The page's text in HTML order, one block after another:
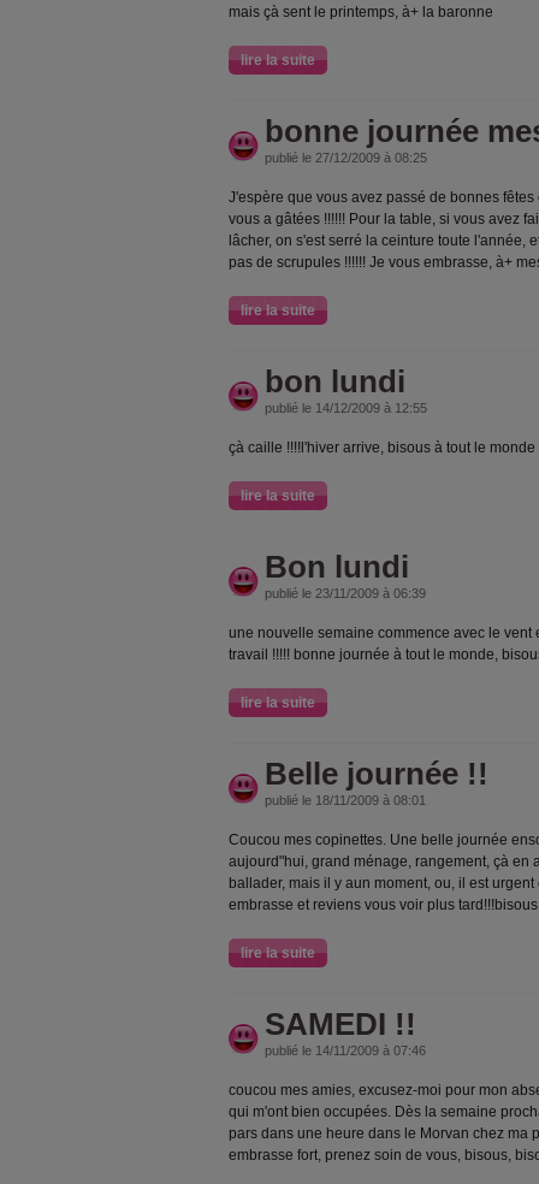
mais çà sent le printemps, à+ la baronne
lire la suite
bonne journée
publié le 27/12/2009 à 08:25
J'espère que vous avez passé de bonnes
vous a gâtées !!!!!! Pour la table, si vous avez
lâcher, on s'est serré la ceinture toute l'année,
pas de scrupules !!!!!! Je vous embrasse, à+
lire la suite
bon lundi
publié le 14/12/2009 à 12:55
çà caille !!!!l'hiver arrive, bisous à tout le
lire la suite
Bon lundi
publié le 23/11/2009 à 06:39
une nouvelle semaine commence avec le vent
travail !!!!! bonne journée à tout le monde,
lire la suite
Belle journée !!
publié le 18/11/2009 à 08:01
Coucou mes copinettes. Une belle journée
aujourd"hui, grand ménage, rangement, çà en
ballader, mais il y aun moment, ou, il est
embrasse et reviens vous voir plus
lire la suite
SAMEDI !!
publié le 14/11/2009 à 07:46
coucou mes amies, excusez-moi pour mon
qui m'ont bien occupées. Dès la semaine
pars dans une heure dans le Morvan chez ma
embrasse fort, prenez soin de vous, bisous,